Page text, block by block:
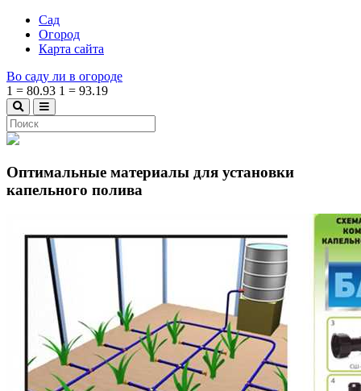
Сад
Огород
Карта сайта
Во саду ли в огороде
1 = 80.93 1 = 93.19
Оптимальные материалы для установки
капельного полива